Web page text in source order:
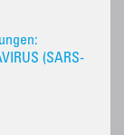
(SARS-